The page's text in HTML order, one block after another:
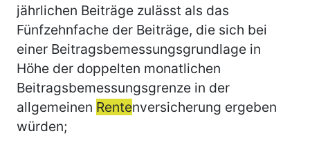
jährlichen Beiträge zulässt als das
Fünfzehnfache der Beiträge, die sich bei
einer Beitragsbemessungsgrundlage in
Höhe der doppelten monatlichen
Beitragsbemessungsgrenze in der
allgemeinen Rentenversicherung ergeben
würden;